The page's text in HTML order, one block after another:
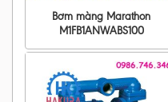
Bơm màng Marathon
M1FB1ANWABS100